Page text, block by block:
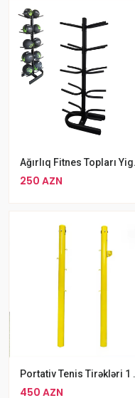
Ağırlıq
250 AZN
450 AZN